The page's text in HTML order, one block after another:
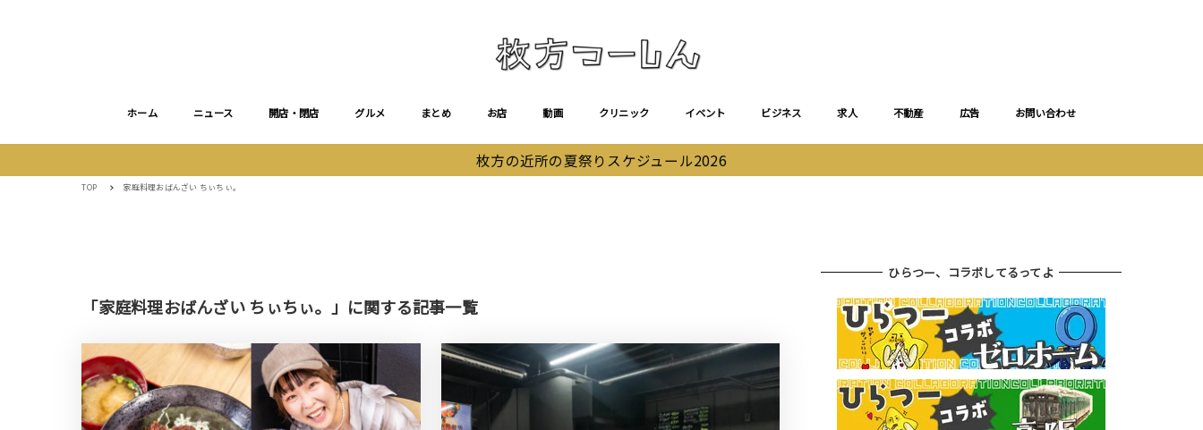
ホーム ニュース 開店・閉店 グルメ まとめ お店 動画 クリニック イベント ビジネス 求人 不動産 広告 お問い合わせ
枚方の近所の夏祭りスケジュール2026
TOP 家庭料理おばんざい ちぃちぃ。
「家庭料理おばんざい ちぃちぃ。」に関する記事一覧
ひらつー、コラボしてるってよ